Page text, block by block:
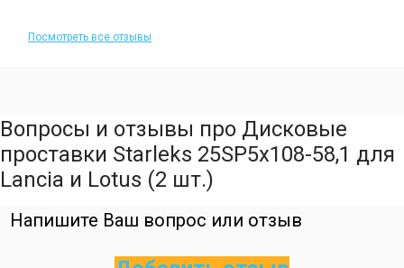
Посмотреть все отзывы
Вопросы и отзывы про Дисковые
проставки Starleks 25SP5х108-58,1 для
Lancia и Lotus (2 шт.)
Напишите Ваш вопрос или отзыв